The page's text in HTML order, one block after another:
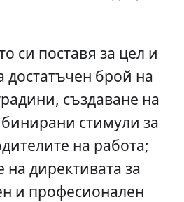
си поставя за цел и
достатъчен брой на
създаване на
стимули за
на работа;
директивата за
и професионален